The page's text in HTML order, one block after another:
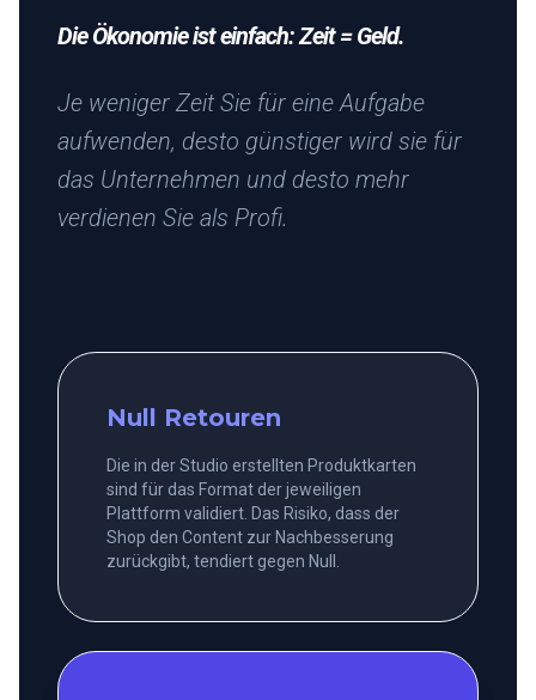
Die Ökonomie ist einfach: Zeit = Geld.
Je weniger Zeit Sie für eine Aufgabe
aufwenden, desto günstiger wird sie für
das Unternehmen und desto mehr
verdienen Sie als Profi.
Null Retouren
Die in der Studio erstellten Produktkarten
sind für das Format der jeweiligen
Plattform validiert. Das Risiko, dass der
Shop den Content zur Nachbesserung
zurückgibt, tendiert gegen Null.